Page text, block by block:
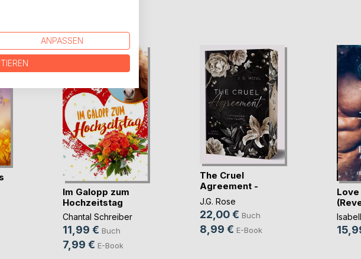
Im Galopp zum
Hochzeitstag
Chantal Schreiber
11,99 € Buch
7,99 € E-Book
The Cruel
Agreement -
Gestohlen vo(...)
J.G. Rose
22,00 € Buch
8,99 € E-Book
ANPASSEN